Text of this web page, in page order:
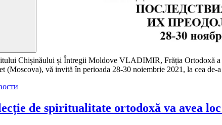
Chișinăului și Întregii Moldove VLADIMIR, Frăția Ortodoxă
(Moscova), vă invită în perioada 28-30 noiembrie 2021, la cea
de spiritualitate ortodoxă va avea